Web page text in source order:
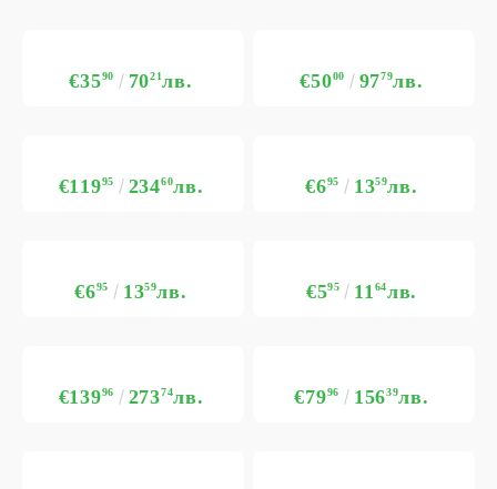
€3590 7021лв. €5000 9779лв.
€11995 23460лв. €695 1359лв.
€695 1359лв. €595 11 64лв.
€13996 27374лв. €7996 15639лв.